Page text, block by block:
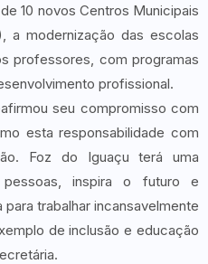
10 novos Centros Municipais
a modernização das escolas
professores, com programas
profissional.
seu compromisso com
esta responsabilidade com
Foz do Iguaçu terá uma
inspira o futuro e
trabalhar incansavelmente
de inclusão e educação